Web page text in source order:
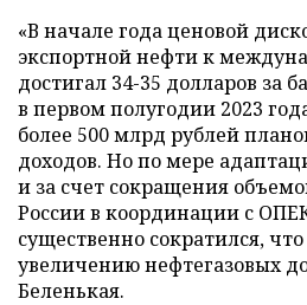
«В начале года ценовой
экспортной нефти к
достигал 34-35 долларов за
в первом полугодии 2023
более 500 млрд рублей
доходов. Но по мере
и за счет сокращения
России в координации с
существенно сократился, что
увеличению нефтегазовых
Беленькая.